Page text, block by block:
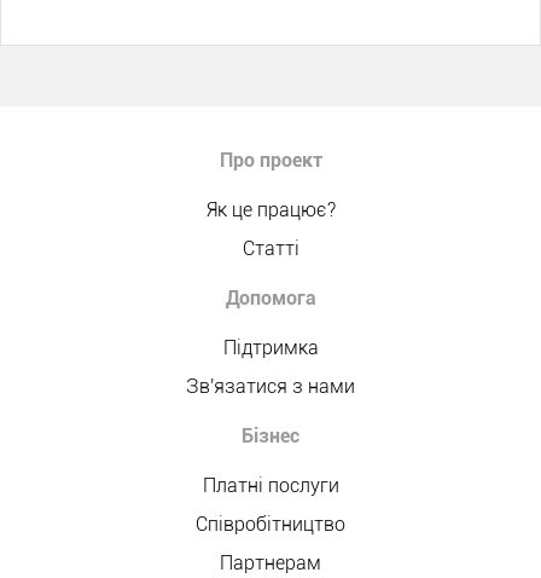
Про проект
Як це працює?
Статті
Допомога
Підтримка
Зв'язатися з нами
Бізнес
Платні послуги
Співробітництво
Партнерам